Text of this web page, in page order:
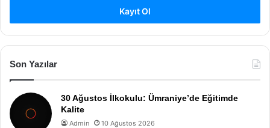
Kayıt Ol
Son Yazılar
30 Ağustos İlkokulu: Ümraniye’de Eğitimde
Kalite
Admin 10 Ağustos 2026